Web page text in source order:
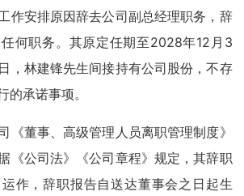
作安排原因辞去公司副总经理职务，辞
何职务。其原定任期至2028年12月3
，林建锋先生间接持有公司股份，不存
的承诺事项。
《董事、高级管理人员离职管理制度》
《公司法》《公司章程》规定，其辞职
作，辞职报告自送达董事会之日起生